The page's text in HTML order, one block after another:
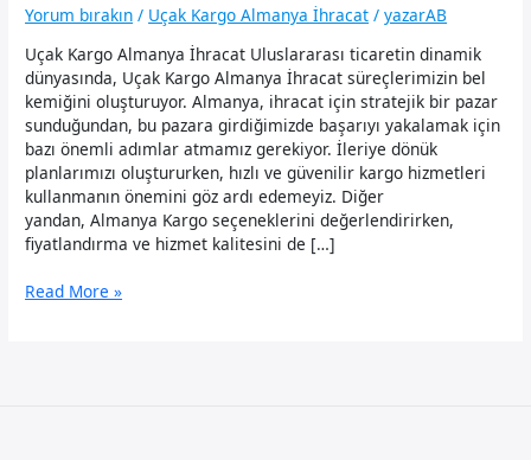
Yorum bırakın / Uçak Kargo Almanya İhracat /yazarAB
Uçak Kargo Almanya İhracat Uluslararası ticaretin dinamik
dünyasında, Uçak Kargo Almanya İhracat süreçlerimizin bel
kemiğini oluşturuyor. Almanya, ihracat için stratejik bir pazar
sunduğundan, bu pazara girdiğimizde başarıyı yakalamak için
bazı önemli adımlar atmamız gerekiyor. İleriye dönük
planlarımızı oluştururken, hızlı ve güvenilir kargo hizmetleri
kullanmanın önemini göz ardı edemeyiz. Diğer
yandan, Almanya Kargo seçeneklerini değerlendirirken,
fiyatlandırma ve hizmet kalitesini de […]
Uçak
Read More »